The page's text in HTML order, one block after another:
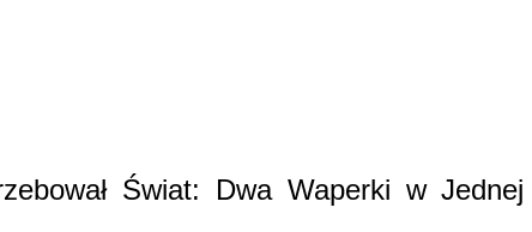
Świat: Dwa Waperki w Jednej